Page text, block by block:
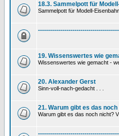
18.3. Sammelpott für
Sammelpott für Modell-
19. Wissenswertes wie
Wissenswertes wie gemacht -
20. Alexander Gerst
Sinn-voll-nach-gedacht . . .
21. Warum gibt es das
Warum gibt es das noch nicht?